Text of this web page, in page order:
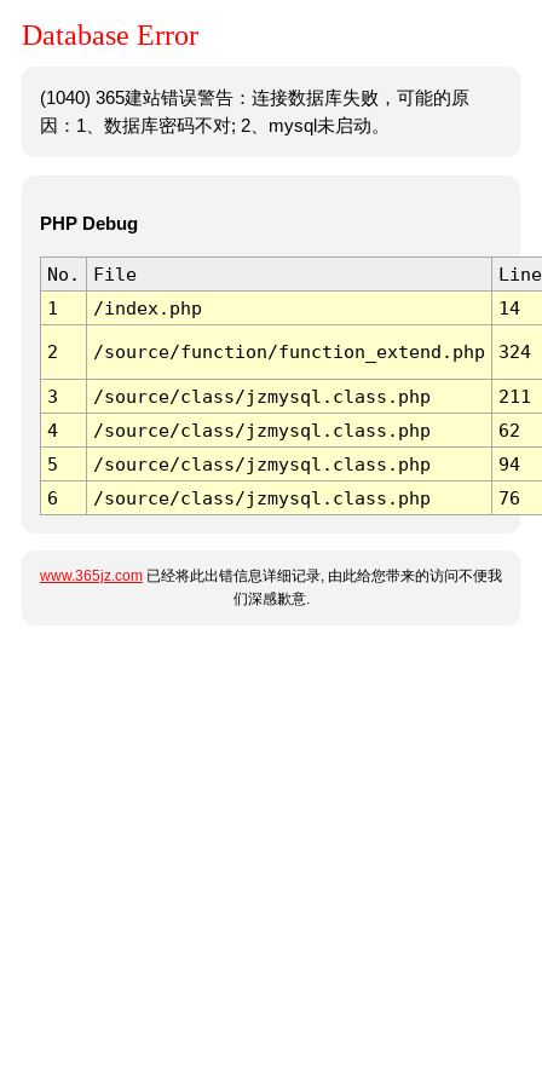
Database Error
(1040) 365建站错误警告：连接数据库失败，可能的原
因：1、数据库密码不对; 2、mysql未启动。
PHP Debug
No. File
Line
1
/index.php 14
2 /source/function/function_extend.php 324
3 /source/class/jzmysql.class.php
211
4
/source/class/jzmysql.class.php
62
5
/source/class/jzmysql.class.php
94
6
/source/class/jzmysql.class.php 76
www.365jz.com 已经将此出错信息详细记录, 由此给您带来的访问不便我
们深感歉意.